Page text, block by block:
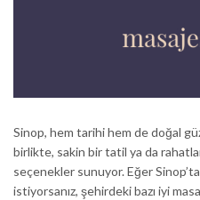
Sinop, hem tarihi hem de doğal
birlikte, sakin bir tatil ya da
seçenekler sunuyor. Eğer
istiyorsanız, şehirdeki bazı iyi